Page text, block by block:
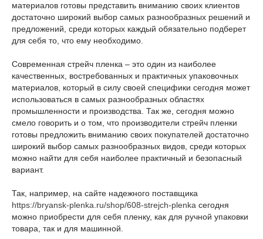
материалов готовы представить вниманию своих клиентов
достаточно широкий выбор самых разнообразных решений и
предложений, среди которых каждый обязательно подберет
для себя то, что ему необходимо.
Современная стрейч пленка – это один из наиболее
качественных, востребованных и практичных упаковочных
материалов, который в силу своей специфики сегодня может
использоваться в самых разнообразных областях
промышленности и производства. Так же, сегодня можно
смело говорить и о том, что производители стрейч пленки
готовы предложить вниманию своих покупателей достаточно
широкий выбор самых разнообразных видов, среди которых
можно найти для себя наиболее практичный и безопасный
вариант.
Так, например, на сайте надежного поставщика
https://bryansk-plenka.ru/shop/608-strejch-plenka сегодня
можно приобрести для себя пленку, как для ручной упаковки
товара, так и для машинной.